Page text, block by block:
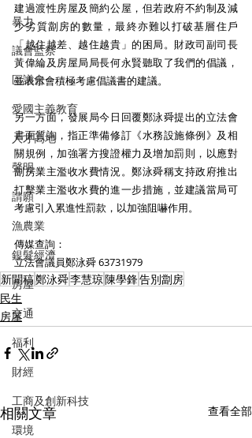
暴力
議會監察
區議會
愛國主義教育
人才高地
聲明
請願
漁農業
銀髮經濟
房屋
交通
福利
財經
工商及創新科技
環境
建過渡性房屋及簡約公屋，但若政府不約制及減
少劣質劏房的數量，最終亦難以打破基層住戶
「越住越差、越住越貴」的困局。財政司副司長
黃偉綸及房屋局局長何永賢聽取了我們的倡議，
並表示會積極考慮倡議書的建議。
另一方面，發展局今日回覆鄭泳舜提出的立法會
書面質詢，指正準備修訂《水務設施條例》及相
關規例，加強署方搜證權力及增加罰則，以應對
劏房業主濫收水費情況。鄭泳舜稱支持政府推出
打擊業主濫收水費的進一步措施，並建議當局可
考慮引入累進性罰款，以加強阻嚇作用。
傳媒查詢：
立法會議員鄭泳舜 63731979
新聞稿鄭泳舜李慧琼陳學鋒告別劏房
民生
房屋
相關文章 查看全部